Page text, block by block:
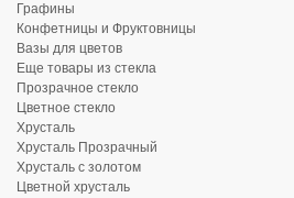
Графины
Конфетницы и Фруктовницы
Вазы для цветов
Еще товары из стекла
Прозрачное стекло
Цветное стекло
Хрусталь
Хрусталь Прозрачный
Хрусталь с золотом
Цветной хрусталь